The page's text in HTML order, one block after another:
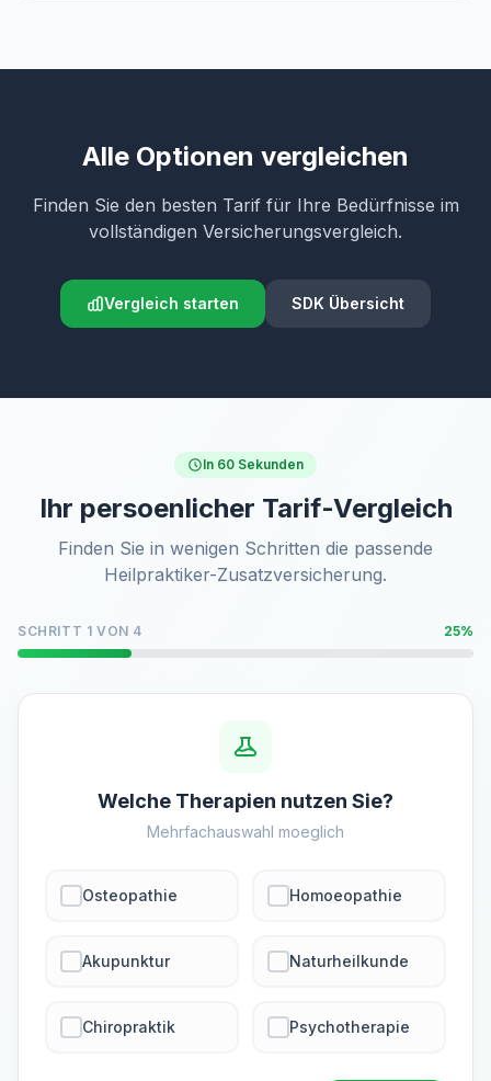
Alle Optionen vergleichen
Finden Sie den besten Tarif für Ihre Bedürfnisse im
vollständigen Versicherungsvergleich.
Vergleich starten SDK Übersicht
In 60 Sekunden
Ihr persoenlicher Tarif-Vergleich
Finden Sie in wenigen Schritten die passende
Heilpraktiker-Zusatzversicherung.
SCHRITT 1 VON 4 25%
Welche Therapien nutzen Sie?
Mehrfachauswahl moeglich
Osteopathie Homoeopathie
Akupunktur Naturheilkunde
Chiropraktik Psychotherapie